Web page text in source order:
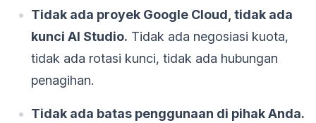
Tidak ada proyek Google Cloud, tidak ada
kunci AI Studio. Tidak ada negosiasi kuota,
tidak ada rotasi kunci, tidak ada hubungan
penagihan.
Tidak ada batas penggunaan di pihak Anda.